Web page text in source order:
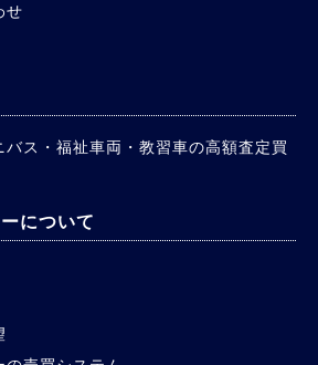
せ
バス・福祉車両・教習車の高額査定買
について